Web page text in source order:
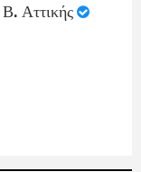
Αττικής